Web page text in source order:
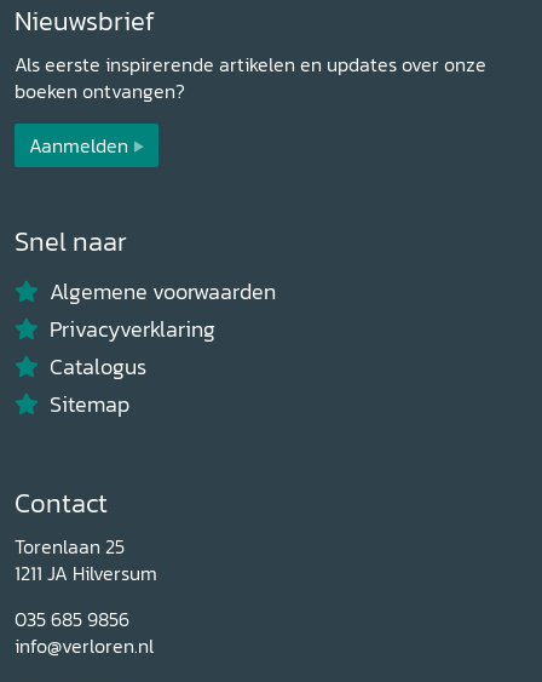
Nieuwsbrief
Als eerste inspirerende artikelen en updates over onze
boeken ontvangen?
Aanmelden
Snel naar
Algemene voorwaarden
Privacyverklaring
Catalogus
Sitemap
Contact
Torenlaan 25
1211 JA Hilversum
035 685 9856
info@verloren.nl